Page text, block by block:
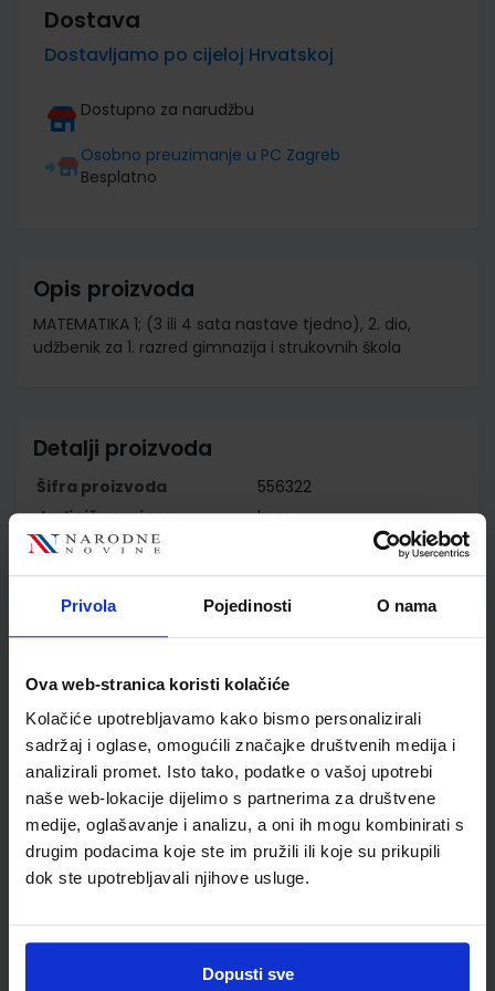
Privola Pojedinosti O nama
Ova web-stranica koristi kolačiće
Kolačiće upotrebljavamo kako bismo personalizirali
sadržaj i oglase, omogućili značajke društvenih medija i
analizirali promet. Isto tako, podatke o vašoj upotrebi
naše web-lokacije dijelimo s partnerima za društvene
medije, oglašavanje i analizu, a oni ih mogu kombinirati s
drugim podacima koje ste im pružili ili koje su prikupili
dok ste upotrebljavali njihove usluge.
Dopusti sve
Dostava
Dostavljamo po cijeloj Hrvatskoj
Dostupno za narudžbu
Osobno preuzimanje u PC Zagreb
Besplatno
Opis proizvoda
MATEMATIKA 1; (3 ili 4 sata nastave tjedno), 2. dio,
udžbenik za 1. razred gimnazija i strukovnih škola
Detalji proizvoda
Šifra proizvoda
556322
Jedinična mjera
kom
Nakladnik
Autor
Branimir Dakić Neven
Elezović
Vrsta škole
4 GIMNAZIJA+STRUKOVN
Nastavni predmet
MATEMATIKA
Reg br min
6233